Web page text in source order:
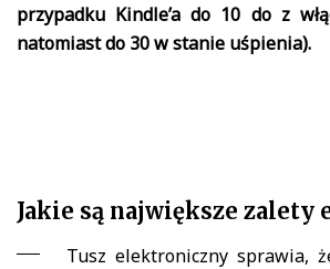
przypadku Kindle’a do 10 do z
natomiast do 30 w stanie uśpienia).
Jakie są największe zalety
Tusz elektroniczny sprawia,